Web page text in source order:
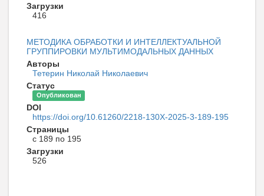
Загрузки
416
МЕТОДИКА ОБРАБОТКИ И ИНТЕЛЛЕКТУАЛЬНОЙ
ГРУППИРОВКИ МУЛЬТИМОДАЛЬНЫХ ДАННЫХ
Авторы
Тетерин Николай Николаевич
Статус
Опубликован
DOI
https://doi.org/10.61260/2218-130X-2025-3-189-195
Страницы
с 189 по 195
Загрузки
526